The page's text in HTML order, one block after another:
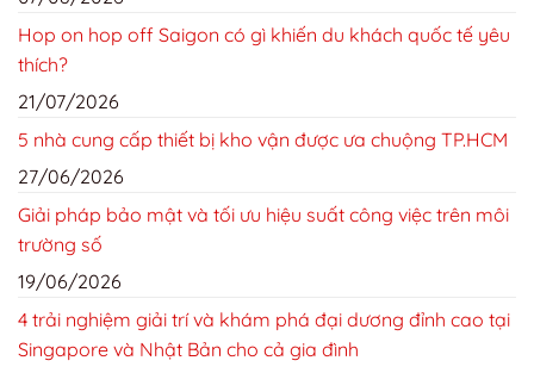
Hop on hop off Saigon có gì khiến du khách quốc tế yêu
thích?
21/07/2026
5 nhà cung cấp thiết bị kho vận được ưa chuộng TP.HCM
27/06/2026
Giải pháp bảo mật và tối ưu hiệu suất công việc trên môi
trường số
19/06/2026
4 trải nghiệm giải trí và khám phá đại dương đỉnh cao tại
Singapore và Nhật Bản cho cả gia đình